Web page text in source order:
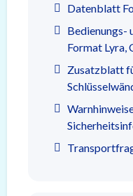
Datenblatt
Bedienungs-
Format Lyra,
Zusatzblatt